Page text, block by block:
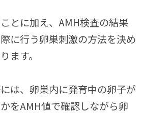
とに加え、AMH検査の結果
に行う卵巣刺激の方法を決め
ます。
は、卵巣内に発育中の卵子が
をAMH値で確認しながら卵